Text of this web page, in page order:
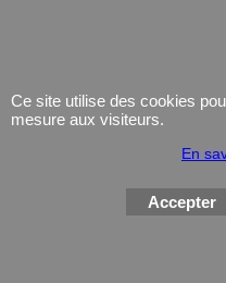
Ce site utilise des cookies
mesure aux visiteurs.
En
Accepter